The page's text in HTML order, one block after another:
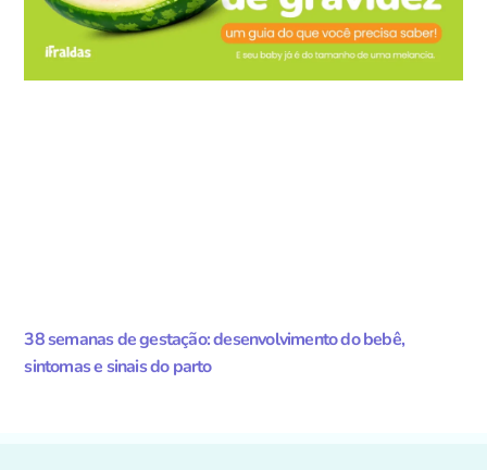
38 semanas de gestação: desenvolvimento do bebê,
sintomas e sinais do parto